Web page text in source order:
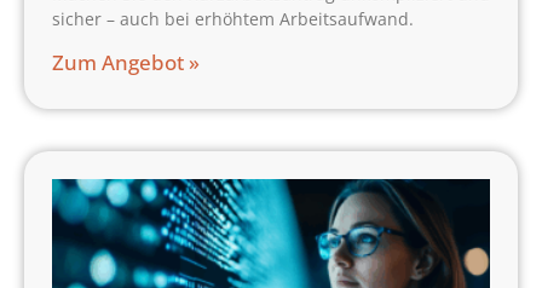
sicher – auch bei erhöhtem Arbeitsaufwand.
Zum Angebot »